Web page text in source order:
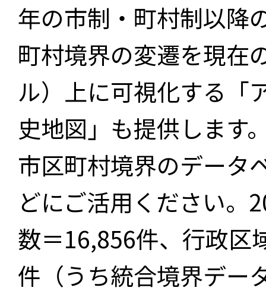
年の市制・町村制以降
町村境界の変遷を現在
ル）上に可視化する「
史地図」も提供します
市区町村境界のデータ
どにご活用ください。
数＝16,856件、行政区
件（うち統合境界デー